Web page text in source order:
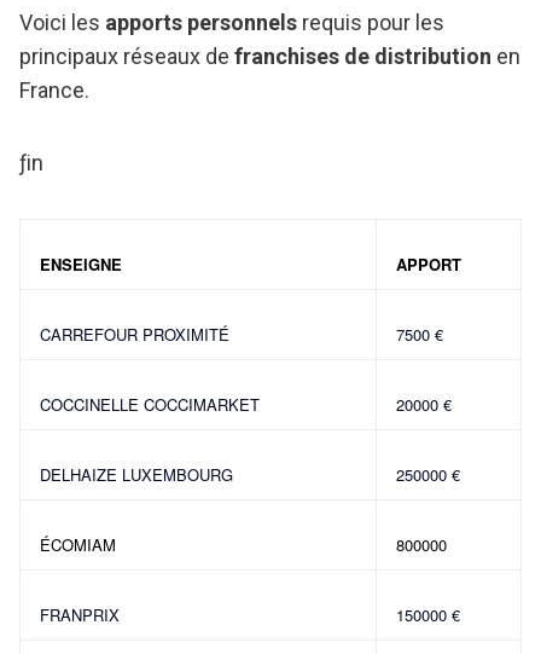
Voici les apports personnels requis pour les
principaux réseaux de franchises de distribution en
France.
ƒin
ENSEIGNE APPORT
CARREFOUR PROXIMITÉ 7500 €
COCCINELLE COCCIMARKET 20000 €
DELHAIZE LUXEMBOURG 250000 €
ÉCOMIAM 800000
FRANPRIX 150000 €